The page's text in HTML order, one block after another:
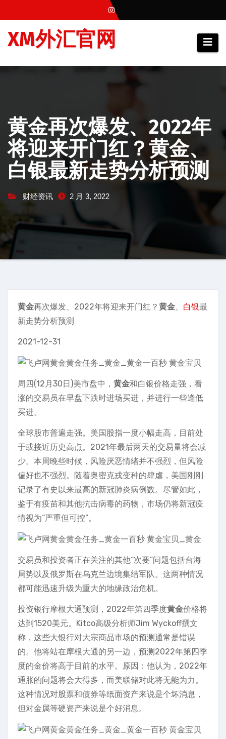
至
XM外汇官网
黄金再次爆发、2022年
将迎来开门红？黄金、
白银最新走势分析预测
财经资讯 2 月 3, 2022
黄金再次爆发、2022年将迎来开门红？ 黄金、 白银最
新走势分析预测
2021-12-31
周四(12月30日)美市盘中， 黄金和白银价格走强，看
涨的交易员在早盘下跌时进场买进，并进行一些逢低
买进。
全球股市普遍走强。美国股指一度小幅走高，目前处
于或接近历史高点。2021年最后两天的交易量将会减
少。本周晚些时候，风险厌恶情绪并不强烈，但风险
偏好也不强烈。随着奥密克戎变种的肆虐，美国刚刚
记录了有史以来最高的新冠肺炎病例数。尽管如此，
鉴于有疫苗和其他抗击病毒的药物，市场仍将新冠疫
情视为“严重但可控”。
交易员和投资者正在关注的其他“次要”问题包括台海
局势以及俄罗斯在乌克兰边境集结军队。这两种情况
都可能迅速升级为重大的地缘政治危机。
投资银行摩根大通预测，2022年第四季度黄金价格将
达到1520美元。Kitco高级分析师Jim Wyckoff撰文
称，这些大银行对大宗商品市场的预测通常是错误
的。他将站在摩根大通的另一边，预测2022年第四季
度的金价将高于目前的水平。原因：他认为，2022年
通胀的问题将会大得多，而美联储对此将无能为力。
这种情况对股票和债券等纸面资产来说是个坏消息，
但对金属等硬资产来说是个好消息。